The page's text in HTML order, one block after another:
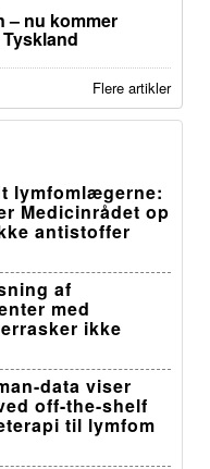
– nu kommer
Flere artikler
lymfomlægerne:
Medicinrådet op
antistoffer
af
med
ikke
data viser
off-the-shelf
til lymfom